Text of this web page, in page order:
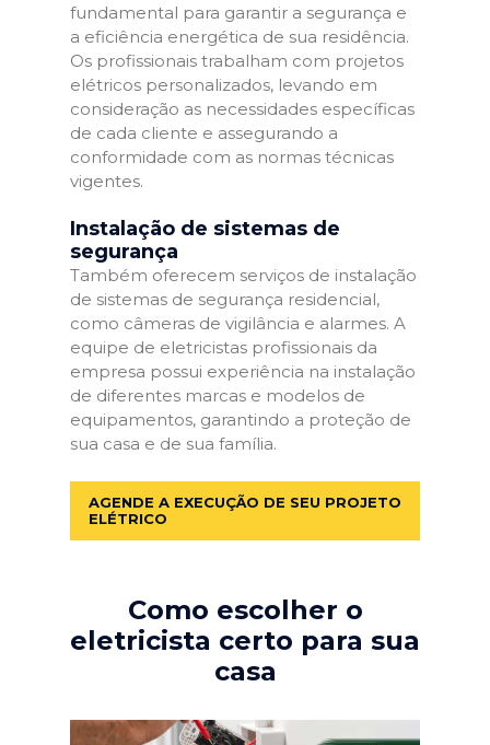
fundamental para garantir a segurança e
a eficiência energética de sua residência.
Os profissionais trabalham com projetos
elétricos personalizados, levando em
consideração as necessidades específicas
de cada cliente e assegurando a
conformidade com as normas técnicas
vigentes.
Instalação de sistemas de
segurança
Também oferecem serviços de instalação
de sistemas de segurança residencial,
como câmeras de vigilância e alarmes. A
equipe de eletricistas profissionais da
empresa possui experiência na instalação
de diferentes marcas e modelos de
equipamentos, garantindo a proteção de
sua casa e de sua família.
AGENDE A EXECUÇÃO DE SEU PROJETO
ELÉTRICO
Como escolher o
eletricista certo para sua
casa